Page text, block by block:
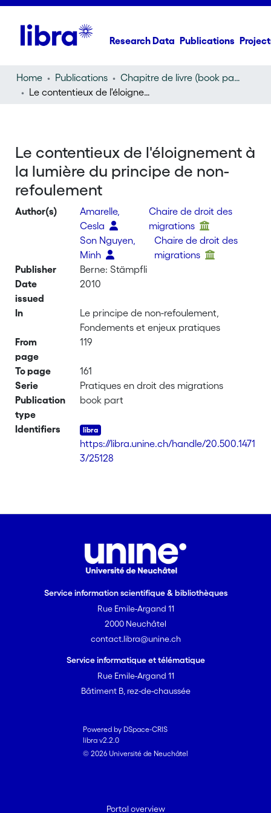
Research Data Publications
Home Publications
Chapitre de livre (book part)
Le contentieux de l'éloignement à la lumière du principe de non-refoulement
Le contentieux de l'éloignement à
la lumière du principe de non-
refoulement
Author(s)
Amarelle,
Cesla
Chaire de droit des
migrations
Son Nguyen,
Minh
Chaire de droit des
migrations
Publisher
Berne: Stämpfli
Date
issued
2010
In
Le principe de non-refoulement,
Fondements et enjeux pratiques
From
page
119
To page
161
Serie
Pratiques en droit des migrations
Publication
type
book part
Identifiers
https://libra.unine.ch/handle/20.500.1471
3/25128
Service information scientifique & bibliothèques
Rue Emile-Argand 11
2000 Neuchâtel
contact.libra@unine.ch
Service informatique et télématique
Rue Emile-Argand 11
Bâtiment B, rez-de-chaussée
Powered by DSpace-CRIS
libra v2.2.0
© 2026 Université de Neuchâtel
Portal overview